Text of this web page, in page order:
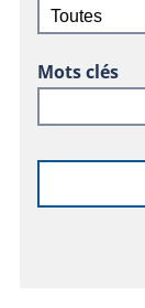
Mots clés